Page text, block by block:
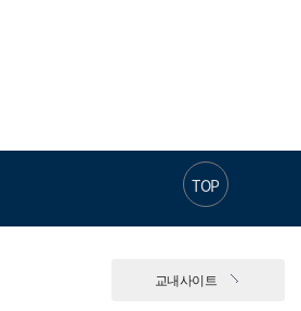
TOP
교내사이트